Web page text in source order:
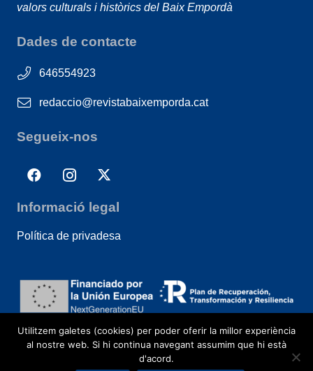
valors culturals i històrics del Baix Empordà
Dades de contacte
646554923
redaccio@revistabaixemporda.cat
Segueix-nos
Informació legal
Política de privadesa
Utilitzem galetes (cookies) per poder oferir la millor experiència
al nostre web. Si hi continua navegant assumim que hi està
d'acord.